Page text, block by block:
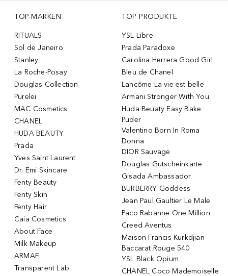
TOP-MARKEN
RITUALS
Sol de Janeiro
Stanley
La Roche-Posay
Douglas Collection
Purelei
MAC Cosmetics
CHANEL
HUDA BEAUTY
Prada
Yves Saint Laurent
Dr. Emi Skincare
Fenty Beauty
Fenty Skin
Fenty Hair
Caia Cosmetics
About Face
Milk Makeup
ARMAF
Transparent Lab
TOP PRODUKTE
YSL Libre
Prada Paradoxe
Carolina Herrera Good Girl
Bleu de Chanel
Lancôme La vie est belle
Armani Stronger With You
Huda Beuaty Easy Bake
Puder
Valentino Born In Roma
Donna
DIOR Sauvage
Douglas Gutscheinkarte
Gisada Ambassador
BURBERRY Goddess
Jean Paul Gaultier Le Male
Paco Rabanne One Million
Creed Aventus
Maison Francis Kurkdjian
Baccarat Rouge 540
YSL Black Opium
CHANEL Coco Mademoiselle